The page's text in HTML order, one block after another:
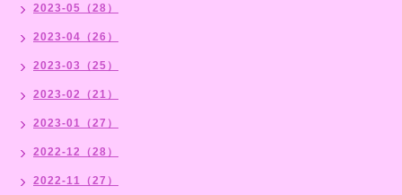
2023-05（28）
2023-04（26）
2023-03（25）
2023-02（21）
2023-01（27）
2022-12（28）
2022-11（27）